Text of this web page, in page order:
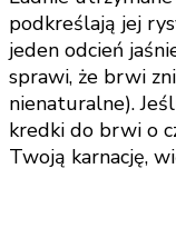
podkreślają jej
jeden odcień
sprawi, że brwi
nienaturalne).
kredki do brwi o
Twoją karnację,